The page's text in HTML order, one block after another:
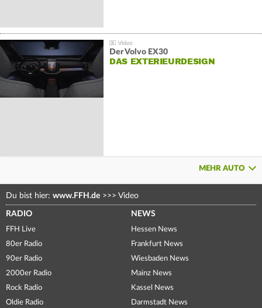
Der Volvo EX30
DAS EXTERIEURDESIGN
MEHR AUTO
Du bist hier: www.FFH.de >>> Video
RADIO
FFH Live
80er Radio
90er Radio
2000er Radio
Rock Radio
Oldie Radio
NEWS
Hessen News
Frankfurt News
Wiesbaden News
Mainz News
Kassel News
Darmstadt News